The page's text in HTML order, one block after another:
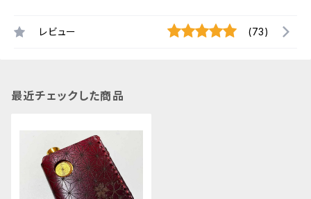
レビュー (73)
最近チェックした商品